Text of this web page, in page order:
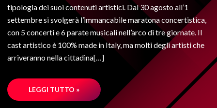
tipologia dei suoi contenuti artistici. Dal 30 agosto all’1
settembre si svolgerà l’immancabile maratona concertistica,
con 5 concerti e 6 parate musicali nell’arco di tre giornate. Il
cast artistico è 100% made in Italy, ma molti degli artisti che
arriveranno nella cittadina[…]
LEGGI TUTTO »